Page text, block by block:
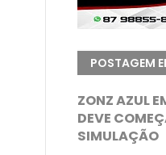
POSTAGEM
ZONZ AZUL
DEVE
SIMULAÇÃO